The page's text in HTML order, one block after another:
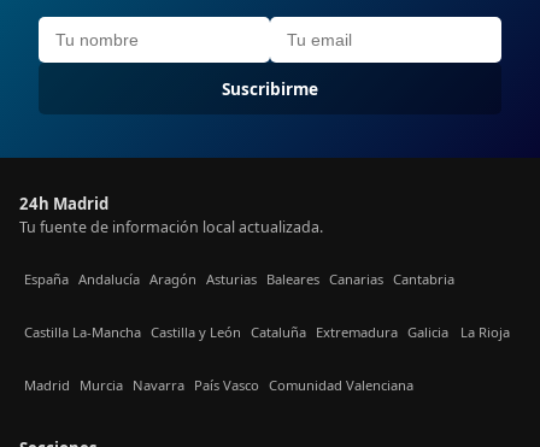
Suscribirme
24h Madrid
Tu fuente de información local actualizada.
España Andalucía Aragón Asturias Baleares Canarias Cantabria
Castilla La-Mancha Castilla y León Cataluña Extremadura Galicia La Rioja
Madrid Murcia Navarra País Vasco Comunidad Valenciana